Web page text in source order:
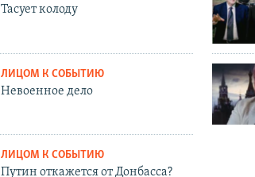
Тасует колоду
ЛИЦОМ К СОБЫТИЮ
Невоенное дело
ЛИЦОМ К СОБЫТИЮ
Путин откажется от Донбасса?